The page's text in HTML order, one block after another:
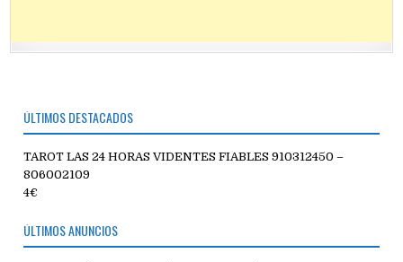
ÚLTIMOS DESTACADOS
TAROT LAS 24 HORAS VIDENTES FIABLES 910312450 –
806002109
4€
ÚLTIMOS ANUNCIOS